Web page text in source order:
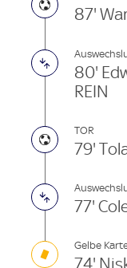
87'
80'
REIN
TOR
79'
77'
Gelbe